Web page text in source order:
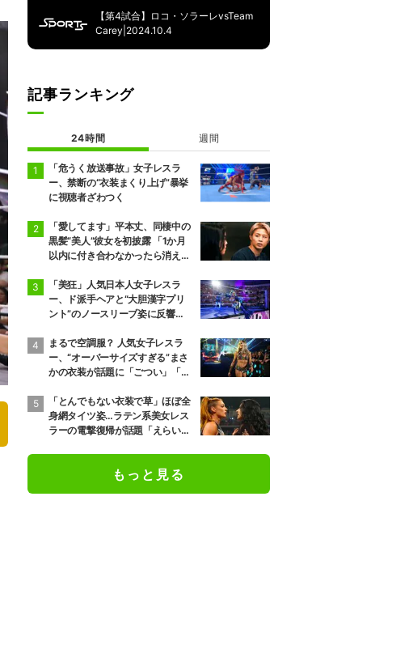
【第4試合】ロコ・ソラーレvsTeam
Carey|2024.10.4
記事ランキング
24時間 週間
「危うく放送事故」女子レスラ
ー、禁断の“衣装まくり上げ”暴挙
に視聴者ざわつく
「愛してます」平本丈、同棲中の
黒髪“美人”彼女を初披露 「1か月
以内に付き合わなかったら消え
「美狂」人気日本人女子レスラ
ー、ド派手ヘアと“大胆漢字プリ
ント”のノースリーブ姿に反響
まるで空調服？ 人気女子レスラ
ー、“オーバーサイズすぎる”まさ
かの衣装が話題に「ごつい」「肩
「とんでもない衣装で草」ほぼ全
身網タイツ姿…ラテン系美女レス
ラーの電撃復帰が話題「えらいセ
もっと見る